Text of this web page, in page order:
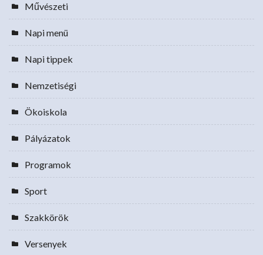
Művészeti
Napi menü
Napi tippek
Nemzetiségi
Ökoiskola
Pályázatok
Programok
Sport
Szakkörök
Versenyek